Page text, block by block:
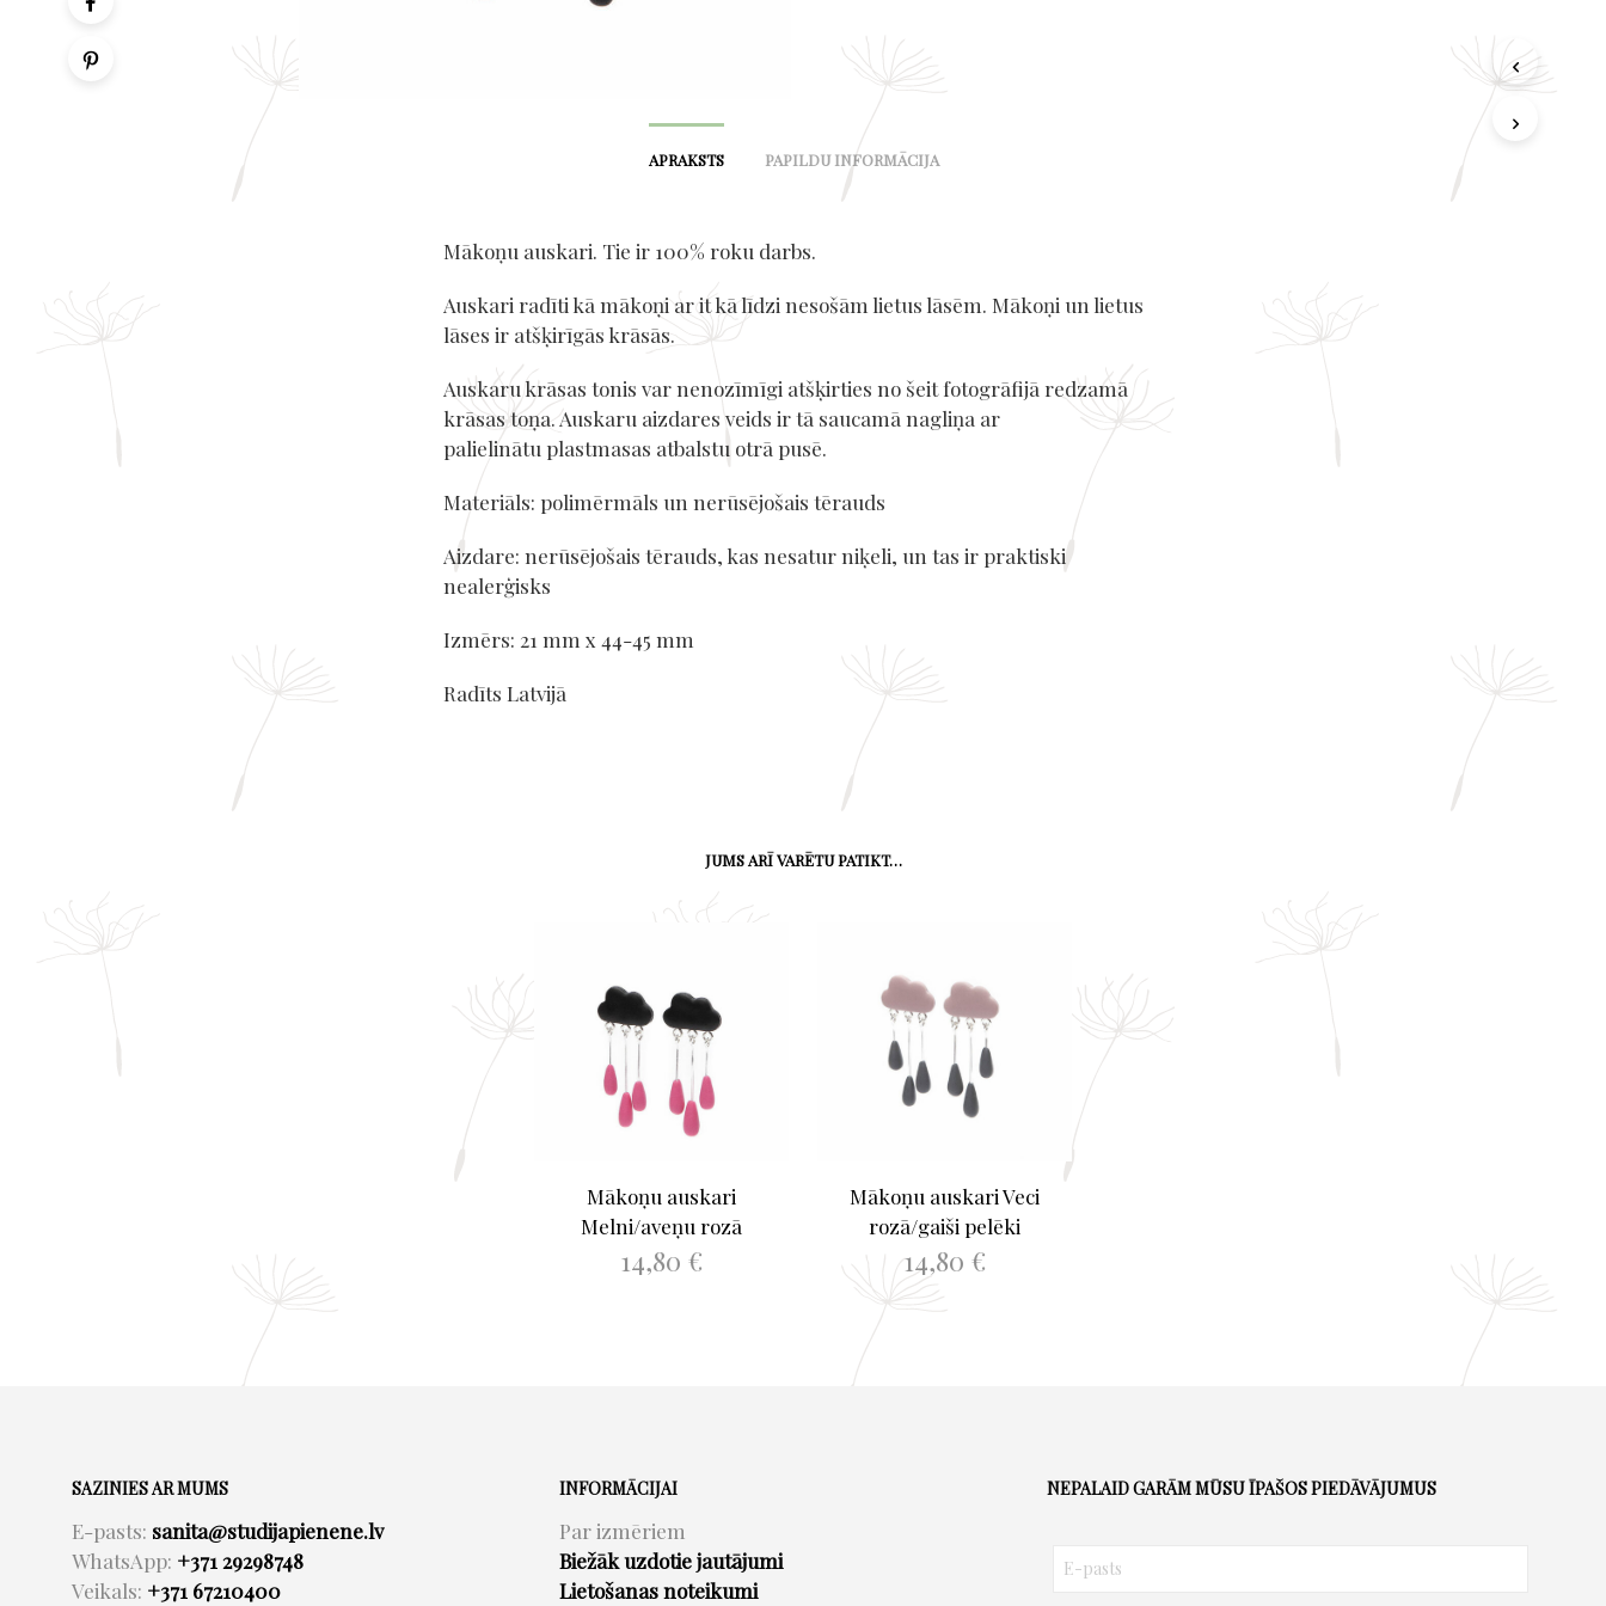
APRAKSTS PAPILDU INFORMĀCIJA
Mākoņu auskari. Tie ir 100% roku darbs.
Auskari radīti kā mākoņi ar it kā līdzi nesošām lietus lāsēm. Mākoņi un lietus
lāses ir atšķirīgās krāsās.
Auskaru krāsas tonis var nenozīmīgi atšķirties no šeit fotogrāfijā redzamā
krāsas toņa. Auskaru aizdares veids ir tā saucamā nagliņa ar
palielinātu plastmasas atbalstu otrā pusē.
Materiāls: polimērmāls un nerūsējošais tērauds
Aizdare: nerūsējošais tērauds, kas nesatur niķeli, un tas ir praktiski
nealerģisks
Izmērs: 21 mm x 44-45 mm
Radīts Latvijā
JUMS ARĪ VARĒTU PATIKT…
Mākoņu auskari
Melni/aveņu rozā
14,80 €
Mākoņu auskari Veci
rozā/gaiši pelēki
14,80€
PIEVIENOT GROZAM
SAZINIES AR MUMS
E-pasts: sanita@studijapienene.lv
WhatsApp: +371 29298748
Veikals: +371 67210400
INFORMĀCIJAI
Par izmēriem
Biežāk uzdotie jautājumi
Lietošanas noteikumi
NEPALAID GARĀM MŪSU ĪPAŠOS PIEDĀVĀJUMUS